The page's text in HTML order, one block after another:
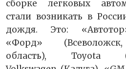
сборке легковых
стали возникать в
дождя. Это:
«Форд»
область), Toyota